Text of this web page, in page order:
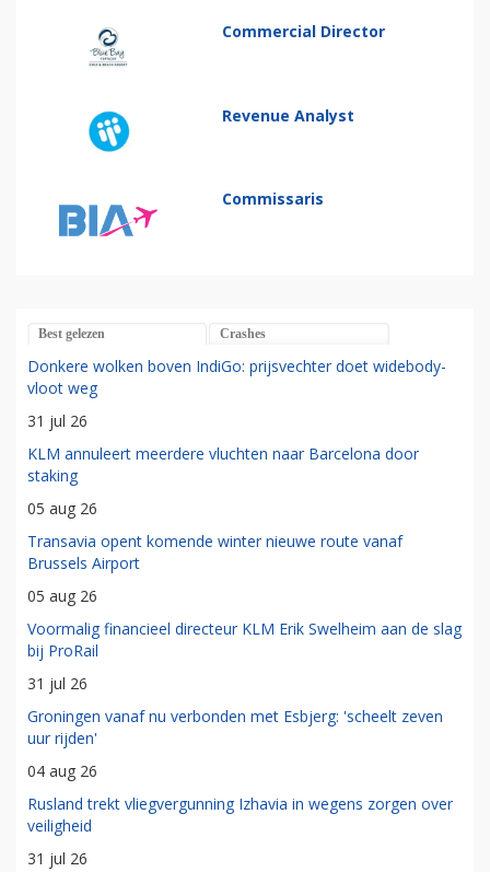
Commercial Director
Revenue Analyst
Commissaris
Best gelezen Crashes
Donkere wolken boven IndiGo: prijsvechter doet widebody-
vloot weg
31 jul 26
KLM annuleert meerdere vluchten naar Barcelona door
staking
05 aug 26
Transavia opent komende winter nieuwe route vanaf
Brussels Airport
05 aug 26
Voormalig financieel directeur KLM Erik Swelheim aan de slag
bij ProRail
31 jul 26
Groningen vanaf nu verbonden met Esbjerg: 'scheelt zeven
uur rijden'
04 aug 26
Rusland trekt vliegvergunning Izhavia in wegens zorgen over
veiligheid
31 jul 26